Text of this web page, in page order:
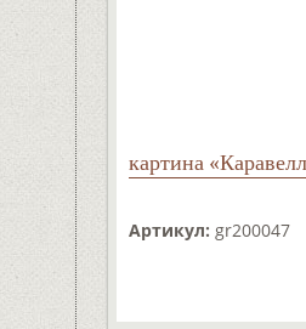
картина
Артикул: gr200047